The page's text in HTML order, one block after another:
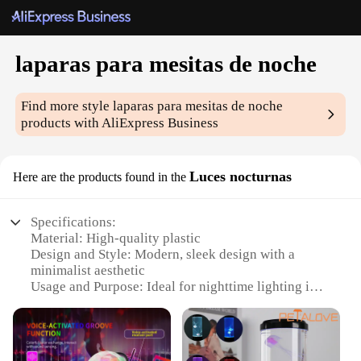
laparas para mesitas de noche
Find more stylelaparas para mesitas de noche
products with AliExpress Business
Here are the products found in the Luces nocturnas
Specifications:
Material: High-quality plastic
Design and Style: Modern, sleek design with a
minimalist aesthetic
Usage and Purpose: Ideal for nighttime lighting in
Performance and Property: Energy-efficient LED
lights
Shape or Size: Compact and portable, suitable for